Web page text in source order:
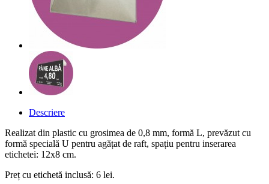
Descriere
Realizat din plastic cu grosimea de 0,8 mm, formă L, prevăzut cu
formă specială U pentru agățat de raft, spațiu pentru inserarea
etichetei: 12x8 cm.
Preț cu etichetă inclusă: 6 lei.